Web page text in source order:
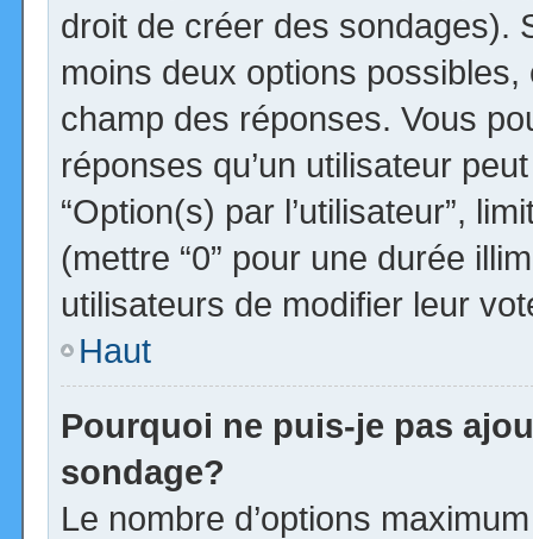
droit de créer des sondages).
moins deux options
champ des réponses. Vous
réponses qu’un utilisateur
“Option(s) par l’utilisateur”,
(mettre “0” pour une durée
utilisateurs de modifier leur
Haut
Pourquoi ne puis-je pas
sondage?
Le nombre d’options